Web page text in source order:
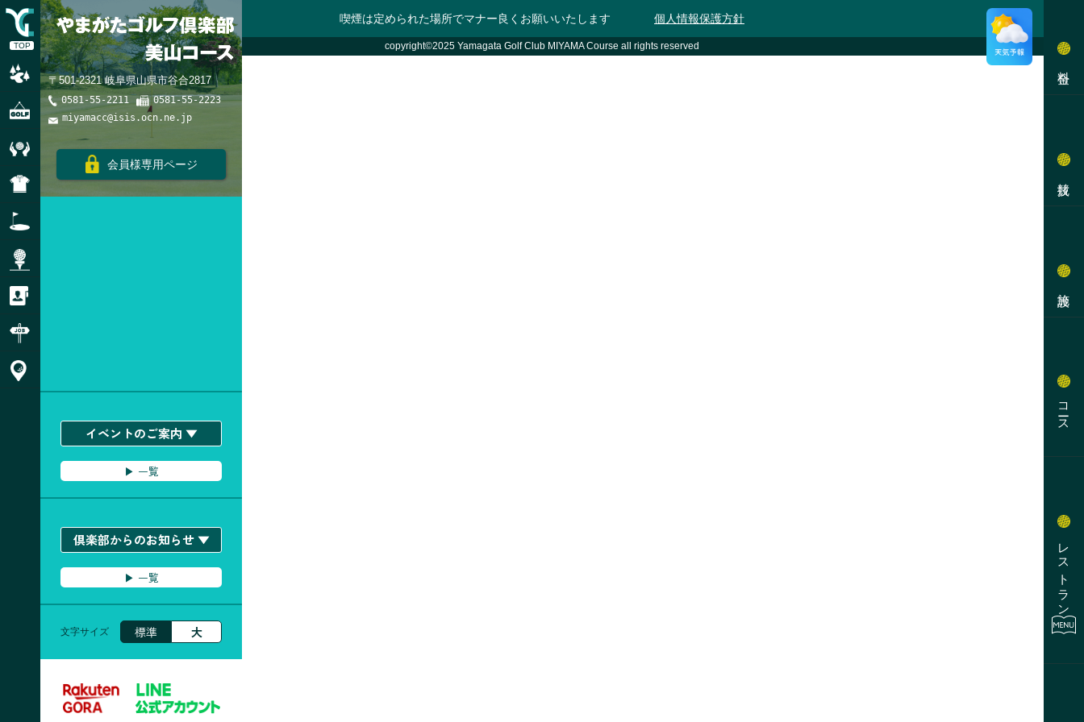
TOP
コースレート・スロープレート
ご利用にあたって
品質・環境方針
〒501-2321 岐阜県山県市谷合2817
0581-55-2211
0581-55-2223
miyamacc@isis.ocn.ne.jp
会員様専用ページ
イベントのご案内 ▼
▶︎ 一覧
倶楽部からのお知らせ ▼
▶︎ 一覧
文字サイズ 標準 大
コース
レストラン
喫煙は定められた場所でマナー良くお願いいたします 個人情報保護方針
copyright©2025 Yamagata Golf Club MIYAMA Course all rights reserved